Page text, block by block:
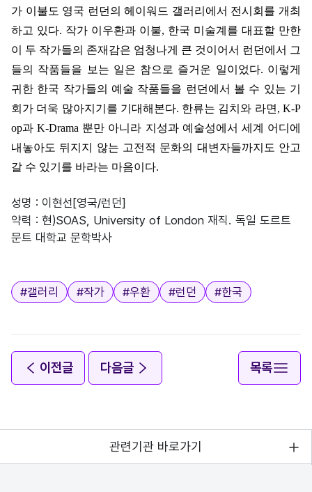
가 이불도 영국 런던의 헤이워드 갤러리에서 전시회를 개최
하고 있다. 작가 이우환과 이불, 한국 미술계를 대표할 만한
이 두 작가들의 존재감은 엄청나게 큰 것이어서 런던에서 그
들의 작품들을 보는 일은 참으로 즐거운 일이었다. 이렇게
귀한 한국 작가들의 예술 작품들을 런던에서 볼 수 있는 기
회가 더욱 많아지기를 기대해본다. 한류는 김치와 라면, K-P
op과 K-Drama 뿐만 아니라 지성과 예술성에서 세계 어디에
내놓아도 뒤지지 않는 고전적 문화의 대변자들까지도 안고
갈 수 있기를 바라는 마음이다.
성명 : 이현선[영국/런던]
약력 : 현)SOAS, University of London 재직. 독일 도르트
문트 대학교 문학박사
태그
#갤러리 #작가 #우환 #런던 #한국
이전글 다음글 목록
관련기관 바로가기